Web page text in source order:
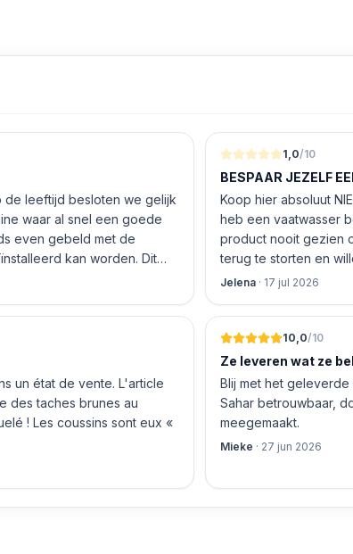
de leeftijd besloten we gelijk
waar al snel een goede
kan worden. Dit
vriendelijke medewerker
loze woorden: om 16.00
1,0/10
BESPAAR JEZELF
Koop hier absoluut
heb een vaatwasser
product nooit gezien
terug te storten en
inhouden!
Jelena · 17 jul 2026
un état de vente. L'article
des taches brunes au
! Les coussins sont eux «
10,0/10
Ze leveren wat ze
Blij met het
Sahar betrouwbaar,
meegemaakt.
Mieke · 27 jun 2026